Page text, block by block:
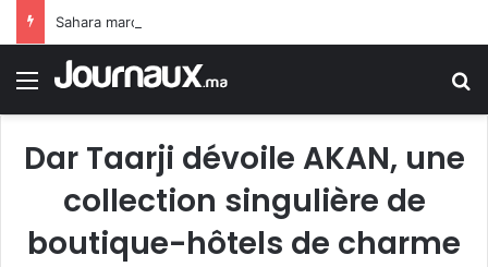
Menu
Dar Taarji dévoile AKAN, une
collection singulière de
boutique-hôtels de charme